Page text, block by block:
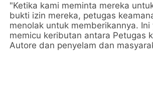
"Ketika kami meminta mereka
bukti izin mereka, petugas
menolak untuk memberikannya. Ini
memicu keributan antara Petugas
Autore dan penyelam dan